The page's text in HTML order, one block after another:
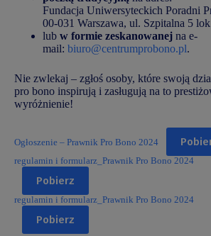
Fundacja Uniwersyteckich Poradni
00-031 Warszawa, ul. Szpitalna 5
lub w formie zeskanowanej na e-
mail: biuro@centrumprobono.pl.
Nie zwlekaj – zgłoś osoby, które swoją
pro bono inspirują i zasługują na to
wyróżnienie!
Ogłoszenie – Prawnik Pro Bono 2024
regulamin i formularz_Prawnik Pro Bono 2024
Pobierz
regulamin i formularz_Prawnik Pro Bono 2024
Pobierz